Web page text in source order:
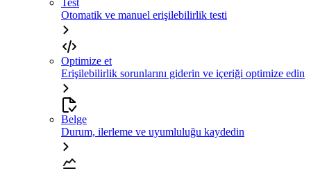
Test
Otomatik ve manuel erişilebilirlik testi
Optimize et
Erişilebilirlik sorunlarını giderin ve içeriği optimize edin
Belge
Durum, ilerleme ve uyumluluğu kaydedin